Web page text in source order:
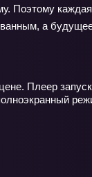
Поэтому
а
Плеер